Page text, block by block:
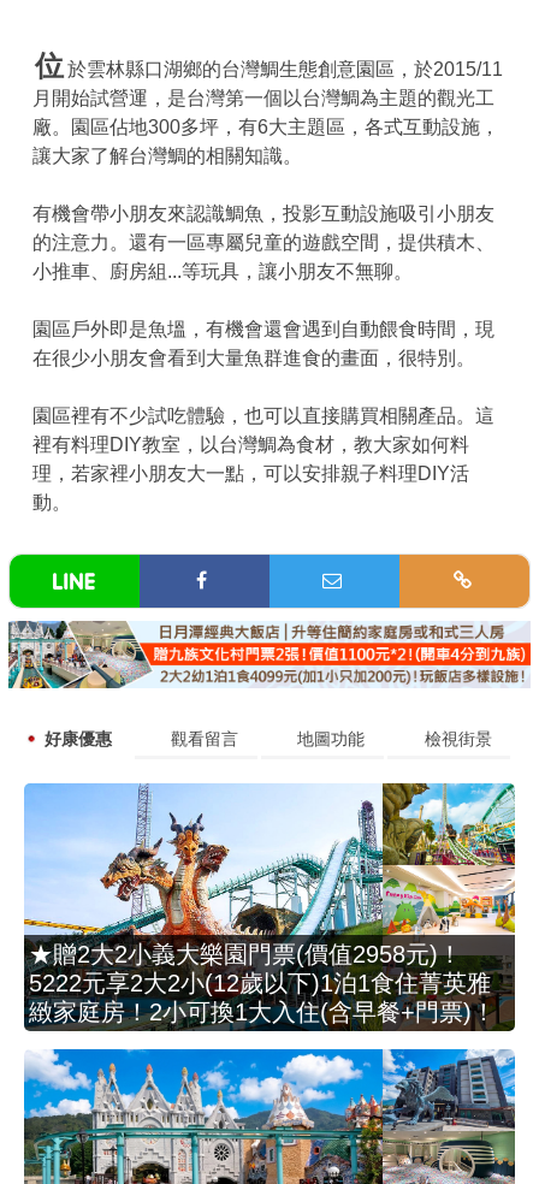
位 於雲林縣口湖鄉的台灣鯛生態創意園區，於2015/11
月開始試營運，是台灣第一個以台灣鯛為主題的觀光工
廠。園區佔地300多坪，有6大主題區，各式互動設施，
讓大家了解台灣鯛的相關知識。
有機會帶小朋友來認識鯛魚，投影互動設施吸引小朋友
的注意力。還有一區專屬兒童的遊戲空間，提供積木、
小推車、廚房組...等玩具，讓小朋友不無聊。
園區戶外即是魚塭，有機會還會遇到自動餵食時間，現
在很少小朋友會看到大量魚群進食的畫面，很特別。
園區裡有不少試吃體驗，也可以直接購買相關產品。這
裡有料理DIY教室，以台灣鯛為食材，教大家如何料
理，若家裡小朋友大一點，可以安排親子料理DIY活
動。
好康優惠 觀看留言 地圖功能 檢視街景
★贈2大2小義大樂園門票(價值2958元)！
5222元享2大2小(12歲以下)1泊1食住菁英雅
緻家庭房！2小可換1大入住(含早餐+門票)！